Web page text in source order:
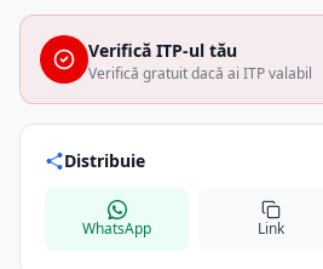
Verifică ITP-ul tău
Verifică gratuit dacă ai ITP valabil
Distribuie
WhatsApp Link